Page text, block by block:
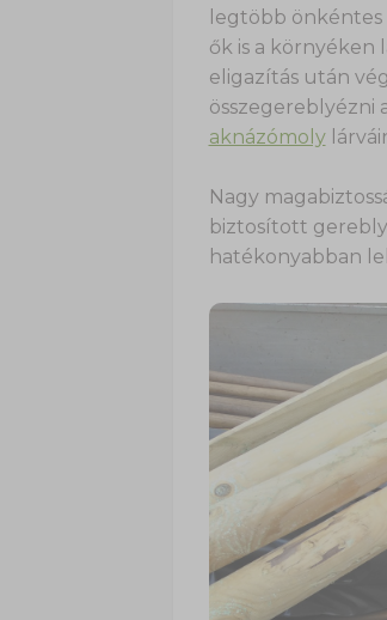
legtöbb
ők is a környéken
eligazítás után
összegereblyézni
aknázómoly
Nagy
biztosított
hatékonyabban